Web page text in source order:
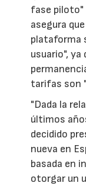
fase piloto"
asegura
plataforma
usuario",
tarifas son
"Dada la
últimos
decidido
nueva en
basada en
otorgar un